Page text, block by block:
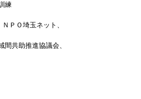
練
ＰＯ埼玉ネット、
共助推進協議会、